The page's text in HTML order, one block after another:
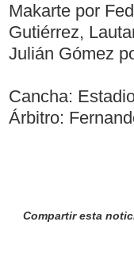
Makarte por
Gutiérrez,
Julián Gómez
Cancha:
Árbitro:
Compartir esta